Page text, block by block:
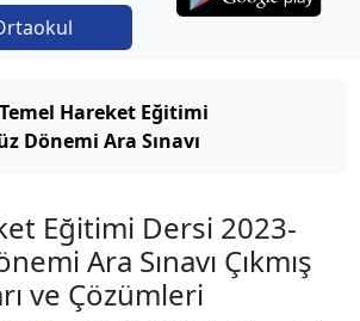
Temel Hareket Eğitimi
Dönemi Ara Sınavı
Eğitimi Dersi 2023-
Ara Sınavı Çıkmış
ve Çözümleri